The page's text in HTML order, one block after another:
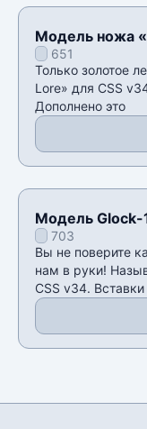
Модель ножа
CSS v34
651
Только золотое
Lore» для CSS
Дополнено это
Модель Glock-
703
Вы не поверите
нам в руки!
CSS v34. Вставки